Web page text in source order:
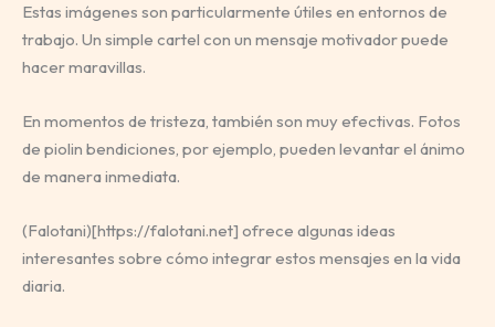
Estas imágenes son particularmente útiles en entornos de
trabajo. Un simple cartel con un mensaje motivador puede
hacer maravillas.
En momentos de tristeza, también son muy efectivas. Fotos
de piolin bendiciones, por ejemplo, pueden levantar el ánimo
de manera inmediata.
(Falotani)[https://falotani.net] ofrece algunas ideas
interesantes sobre cómo integrar estos mensajes en la vida
diaria.